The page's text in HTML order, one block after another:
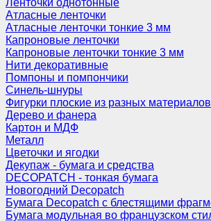
Ленточки однотонные
Атласные ленточки
Атласные ленточки тонкие 3 мм
Капроновые ленточки
Капроновые ленточки тонкие 3 мм
Нити декоративные
Помпоны и помпончики
Синель-шнуры
Фигурки плоские из разных
Дерево и фанера
Картон и МДФ
Металл
Цветочки и ягодки
Декупаж - бумага и средства
DECOPATCH - тонкая бумага
Новогодний Decopatch
Бумага Decopatch с блестящими
Бумага модульная во французском